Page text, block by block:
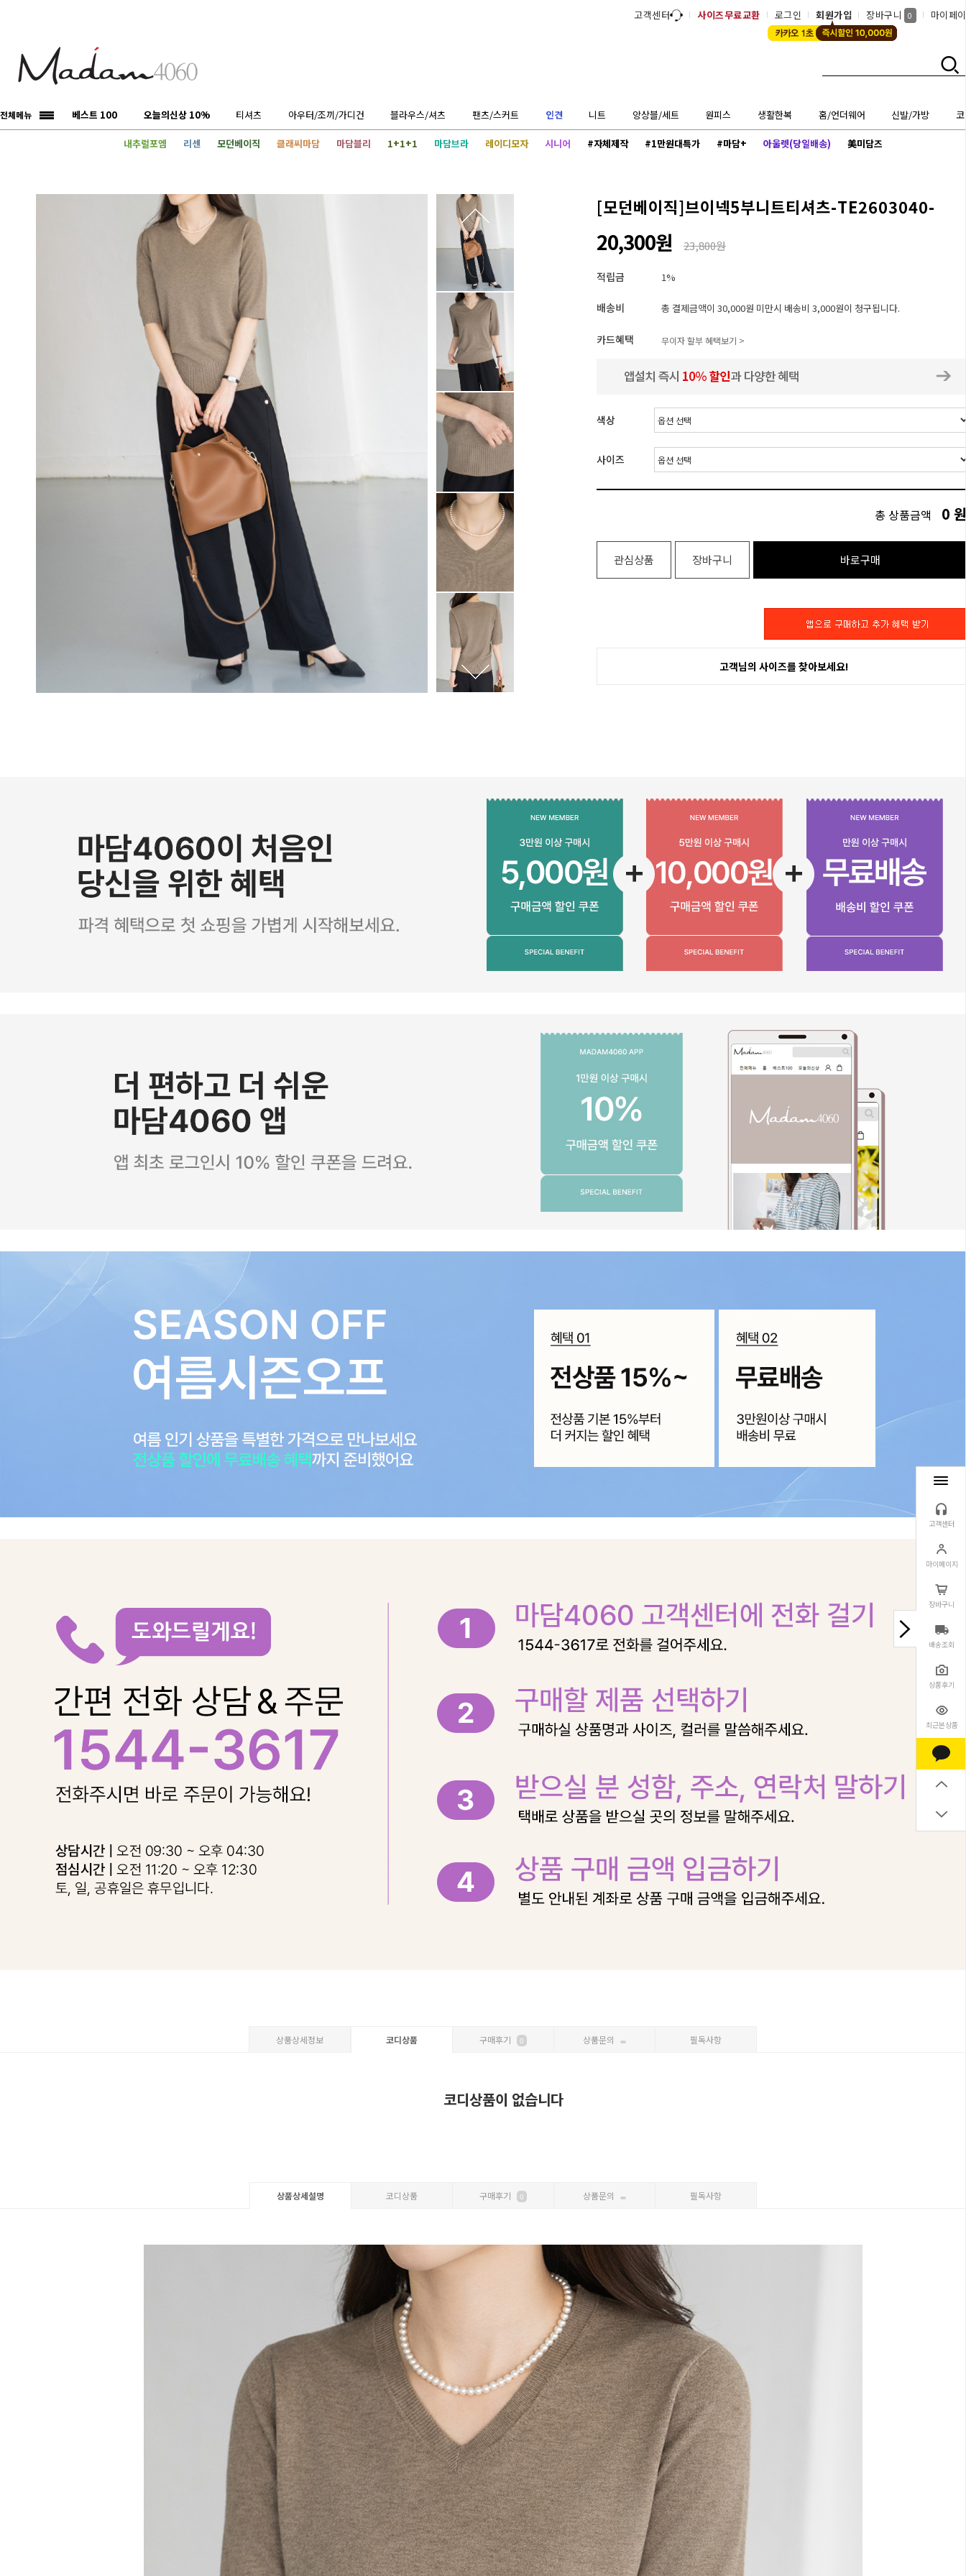
고객센터
마이페이지
장바구니
배송조회
상품후기
최근본상품
고객센터 사이즈무료교환 로그인 회원가입 장바구니 0 마이페
전체메뉴 베스트 100 오늘의신상 10% 티셔츠 아우터/조끼/가디건 블라우스/셔츠 팬츠/스커트 인견 니트 앙상블/세트 원피스 생활한복 홈/언더웨어 신발/가방
내추럴포엠 리센 모던베이직 클래씨마담 마담블리 1+1+1 마담브라 레이디모자 시니어 #자체제작 #1만원대특가 #마담+ 아울렛(당일배송) 美미담즈
[모던베이직]브이넥5부니트티셔츠-TE2603040-
20,300원 23,800원
적립금 1%
배송비 총 결제금액이 30,000원 미만시 배송비 3,000원이 청구됩니다.
카드혜택 무이자 할부 혜택보기 >
색상
사이즈
총 상품금액 0 원
관심상품 장바구니 바로구매
고객님의 사이즈를 찾아보세요!
상품상세정보 코디상품 구매후기 0 상품문의 필독사항
코디상품이 없습니다
상품상세설명 코디상품 구매후기 0 상품문의 필독사항